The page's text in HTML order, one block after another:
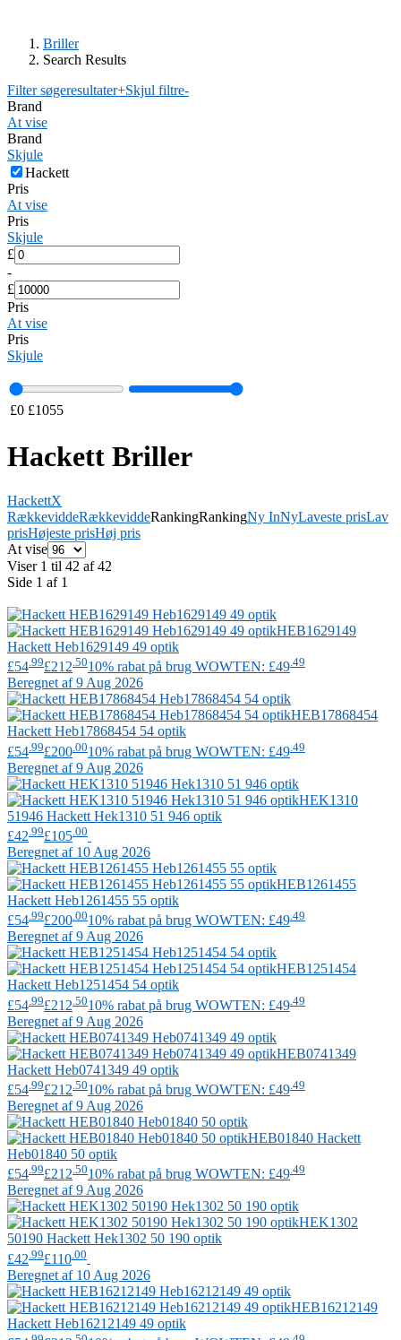
Briller
Search Results
Filter søgeresultater+Skjul filtre-
Brand
At vise
Brand
Skjule
Hackett
Pris
At vise
Pris
Skjule
£
-
£
Pris
At vise
Pris
Skjule
£0 £1055
Hackett Briller
HackettX
RækkeviddeRækkeviddeRankingRankingNy InNyLaveste prisLav
prisHøjeste prisHøj pris
At vise
Viser 1 til 42 af 42
Side 1 af 1
HEB1629149
Hackett Heb1629149 49 optik
£54 .99£212 .5010% rabat på brug WOWTEN: £49 .49
Beregnet af 9 Aug 2026
HEB17868454
Hackett Heb17868454 54 optik
£54 .99£200 .0010% rabat på brug WOWTEN: £49 .49
Beregnet af 9 Aug 2026
HEK1310
51946 Hackett Hek1310 51 946 optik
£42 .99£105 .00
Beregnet af 10 Aug 2026
HEB1261455
Hackett Heb1261455 55 optik
£54 .99£200 .0010% rabat på brug WOWTEN: £49 .49
Beregnet af 9 Aug 2026
HEB1251454
Hackett Heb1251454 54 optik
£54 .99£212 .5010% rabat på brug WOWTEN: £49 .49
Beregnet af 9 Aug 2026
HEB0741349
Hackett Heb0741349 49 optik
£54 .99£212 .5010% rabat på brug WOWTEN: £49 .49
Beregnet af 9 Aug 2026
HEB01840 Hackett
Heb01840 50 optik
£54 .99£212 .5010% rabat på brug WOWTEN: £49 .49
Beregnet af 9 Aug 2026
HEK1302
50190 Hackett Hek1302 50 190 optik
£42 .99£110 .00
Beregnet af 10 Aug 2026
HEB16212149
Hackett Heb16212149 49 optik